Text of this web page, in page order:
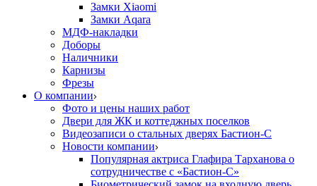
Замки Xiaomi
Замки Aqara
МДФ-накладки
Доборы
Наличники
Карнизы
Фрезы
О компании
Фото и цены наших работ
Двери для ЖК и коттеджных поселков
Видеозаписи о стальных дверях Бастион-С
Новости компании
Популярная актриса Глафира Тарханова о
сотрудничестве с «Бастион-С»